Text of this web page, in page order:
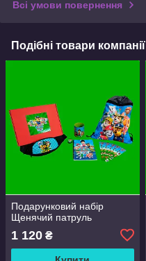
Всі умови повернення
Подібні товари компанії
Подарунковий набір
Щенячий патруль
1 120 ₴